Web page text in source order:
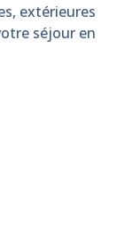
extérieures
séjour en